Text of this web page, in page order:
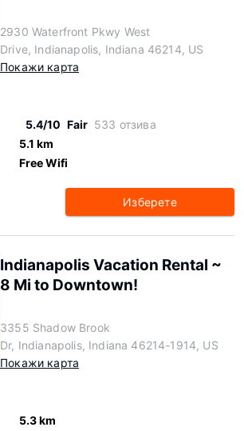
2930 Waterfront Pkwy West
Drive, Indianapolis, Indiana 46214, US
Покажи карта
5.4/10 Fair 533 отзива
5.1 km
Free Wifi
Изберете
Indianapolis Vacation Rental ~
8 Mi to Downtown!
3355 Shadow Brook
Dr, Indianapolis, Indiana 46214-1914, US
Покажи карта
5.3 km